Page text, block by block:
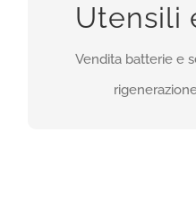
Utensili
Vendita batterie e